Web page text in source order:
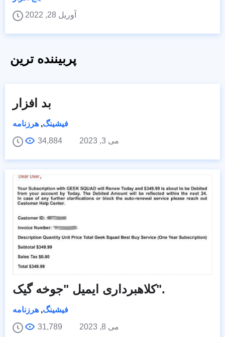
آوریل 28, 2022
پربیننده ترین
بد افزار
فیشینگ, هرزنامه
می 3, 2023
34,884
کلاهبرداری ایمیل "جوخه گیک".
فیشینگ, هرزنامه
می 8, 2023
31,789